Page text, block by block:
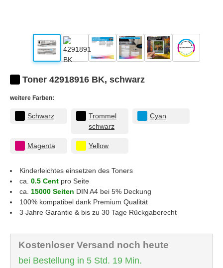
Toner 42918916 BK, schwarz
weitere Farben:
Schwarz
Trommel
schwarz
Cyan
Magenta Yellow
Kinderleichtes einsetzen des Toners
ca. 0.5 Cent pro Seite
ca. 15000 Seiten DIN A4 bei 5% Deckung
100% kompatibel dank Premium Qualität
3 Jahre Garantie & bis zu 30 Tage Rückgaberecht
Kostenloser Versand noch heute
bei Bestellung in 5 Std. 19 Min.